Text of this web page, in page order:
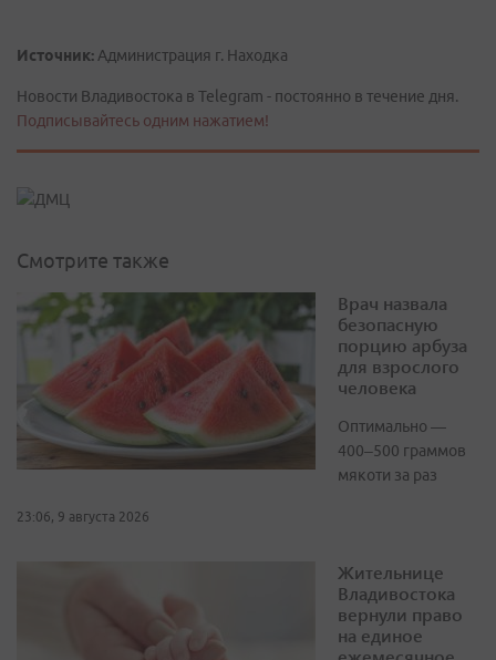
Источник: Администрация г. Находка
Новости Владивостока в Telegram - постоянно в течение дня.
Подписывайтесь одним нажатием!
Смотрите также
Врач назвала
безопасную
порцию арбуза
для взрослого
человека
Оптимально —
400–500 граммов
мякоти за раз
23:06, 9 августа 2026
Жительнице
Владивостока
вернули право
на единое